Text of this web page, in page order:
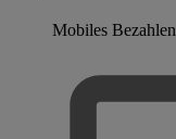
Mobiles Bezahlen